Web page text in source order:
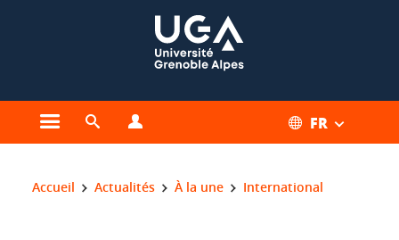
Ouvrir le menu principal
Ouvrir le moteur de recherche FR
Vous êtes ici :
Accueil Actualités À la une International